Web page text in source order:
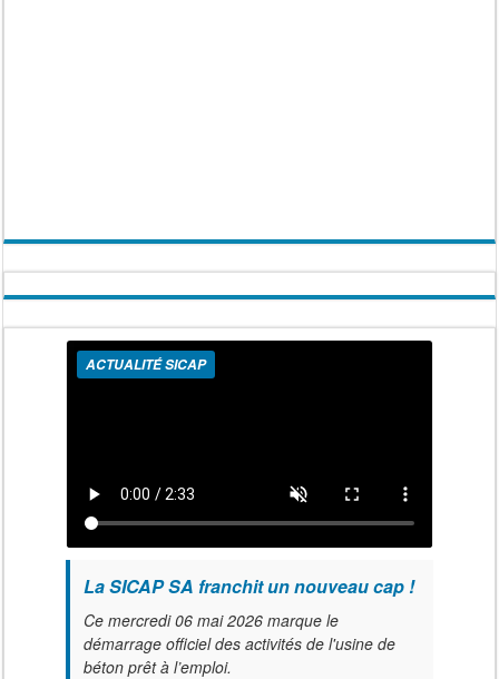
ACTUALITÉ SICAP
La SICAP SA franchit un nouveau cap !
Ce mercredi 06 mai 2026 marque le
démarrage officiel des activités de l'usine de
béton prêt à l’emploi.